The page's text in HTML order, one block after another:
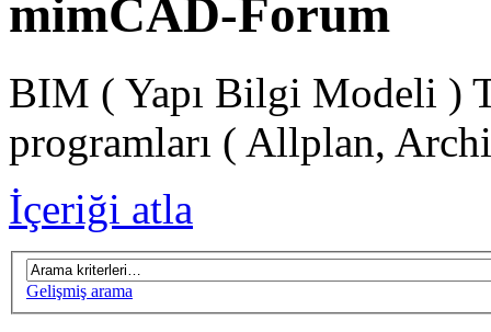
mimCAD-Forum
BIM ( Yapı Bilgi Modeli )
programları ( Allplan,
İçeriği atla
Gelişmiş arama